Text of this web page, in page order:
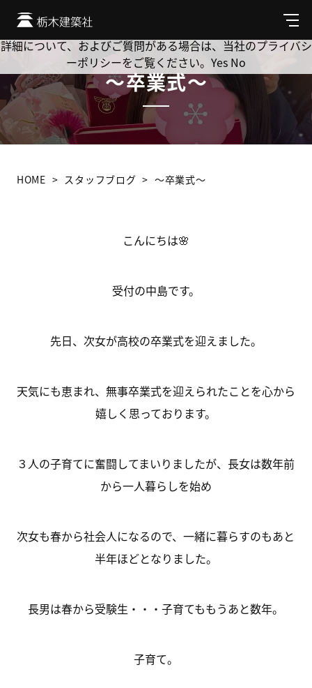
メ
ニ
ュ
～卒業式～
HOME スタッフブログ ～卒業式～
こんにちは🌸
受付の中島です。
先日、次女が高校の卒業式を迎えました。
天気にも恵まれ、無事卒業式を迎えられたことを心から
嬉しく思っております。
３人の子育てに奮闘してまいりましたが、長女は数年前
から一人暮らしを始め
次女も春から社会人になるので、一緒に暮らすのもあと
半年ほどとなりました。
長男は春から受験生・・・子育てももうあと数年。
子育て。
Cookie を使用して、お客様の活動を追跡してもよろしいです
か? 当社ではお客様のプライバシーを極めて重視しています。
詳細について、およびご質問がある場合は、当社のプライバシ
ーポリシーをご覧ください。 Yes No